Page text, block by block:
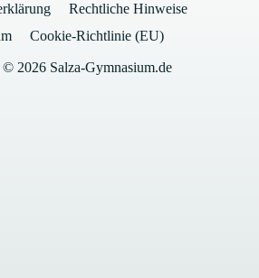
Rechtliche Hinweise
Cookie-Richtlinie (EU)
2026 Salza-Gymnasium.de